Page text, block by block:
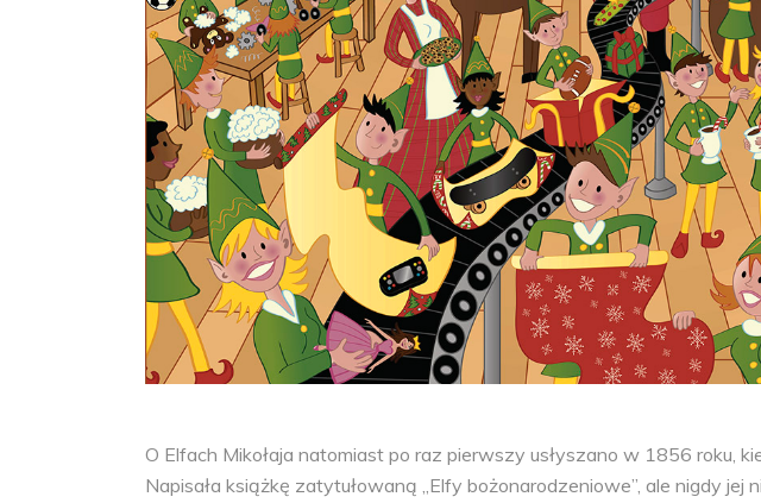
O Elfach Mikołaja natomiast po raz pierwszy usłyszano w 1856 roku,
Napisała książkę zatytułowaną „Elfy bożonarodzeniowe”, ale nigdy jej